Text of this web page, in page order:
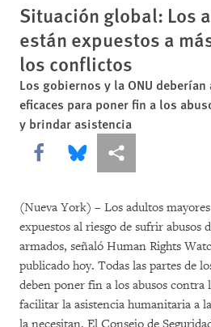
Situación global: Los
están expuestos a
los conflictos
Los gobiernos y la ONU
eficaces para poner fin a los
y brindar asistencia
Share this via Facebook
Share this via Bluesky
Share this via
(Nueva York) – Los adultos
expuestos al riesgo de sufrir abusos
armados, señaló Human Rights
publicado hoy. Todas las partes de
deben poner fin a los abusos contra
facilitar la asistencia humanitaria a